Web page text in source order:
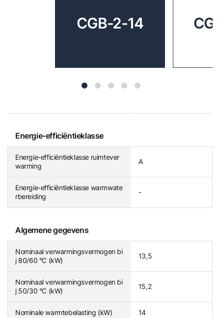
CGB-2-14
Energie-efficiëntieklasse
Energie-efficiëntieklasse ruimtever
warming
A
Energie-efficiëntieklasse warmwate
rbereiding
-
Algemene gegevens
Nominaal verwarmingsvermogen bi
j 80/60 °C (kW)
13,5
Nominaal verwarmingsvermogen bi
j 50/30 °C (kW)
15,2
Nominale warmtebelasting (kW) 14